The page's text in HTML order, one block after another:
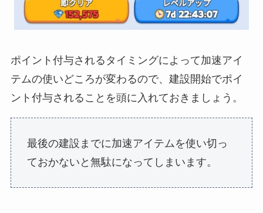
ポイント付与されるタイミングによって加速アイ
テムの使いどころが変わるので、建設開始でポイ
ント付与されることを頭に入れておきましょう。
最後の建設までに加速アイテムを使い切っ
ておかないと無駄になってしまいます。